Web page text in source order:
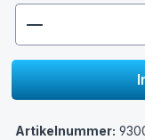
Artikelnummer: